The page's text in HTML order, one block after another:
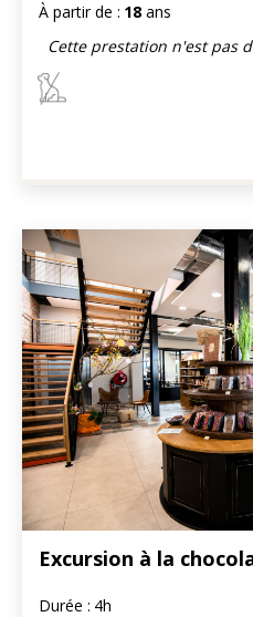
À partir de : 18 ans
Cette prestation n'est pas
Excursion à la
Durée : 4h